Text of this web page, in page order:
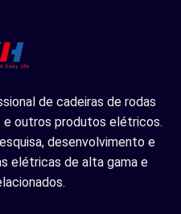
de cadeiras de rodas
outros produtos elétricos.
desenvolvimento e
elétricas de alta gama e